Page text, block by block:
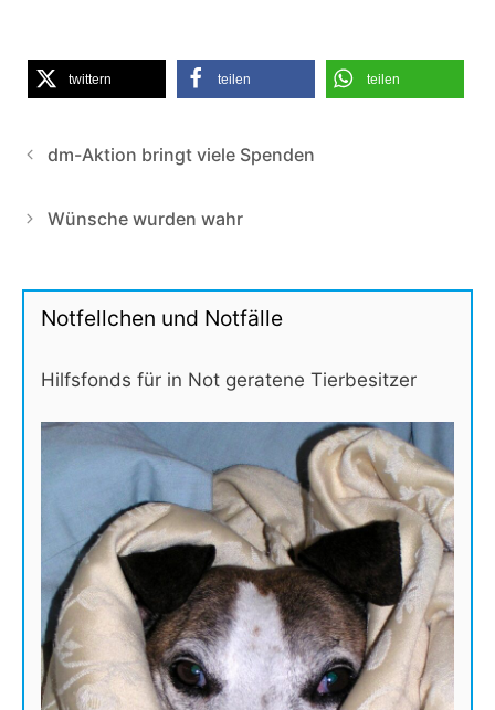
twittern teilen teilen
dm-Aktion bringt viele Spenden
Wünsche wurden wahr
Notfellchen und Notfälle
Hilfsfonds für in Not geratene Tierbesitzer